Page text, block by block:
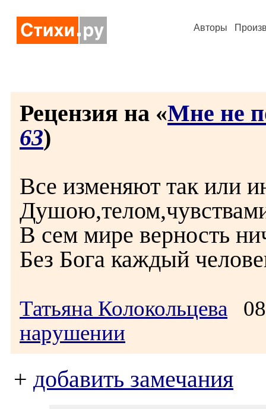
Авторы
Рецензия на «Мне не
63)
Все изменяют так или
В сем мире верность
Без Бога каждый
Татьяна Колокольцева
нарушении
+ добавить замечания